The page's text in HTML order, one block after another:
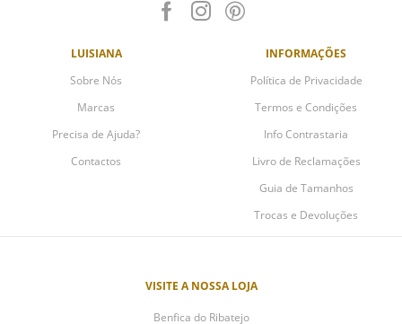
LUISIANA
Sobre Nós
Marcas
Precisa de Ajuda?
Contactos
INFORMAÇÕES
Política de Privacidade
Termos e Condições
Info Contrastaria
Livro de Reclamações
Guia de Tamanhos
Trocas e Devoluções
VISITE A NOSSA LOJA
Benfica do Ribatejo